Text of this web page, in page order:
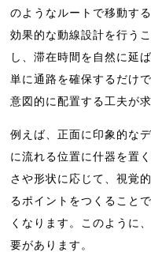
のようなルートで移動す
効果的な動線設計を行う
し、滞在時間を自然に延
単に通路を確保するだけ
意図的に配置する工夫が
例えば、正面に印象的な
に流れる位置に什器を置
さや形状に応じて、視覚
るポイントをつくること
くなります。このように
要があります。